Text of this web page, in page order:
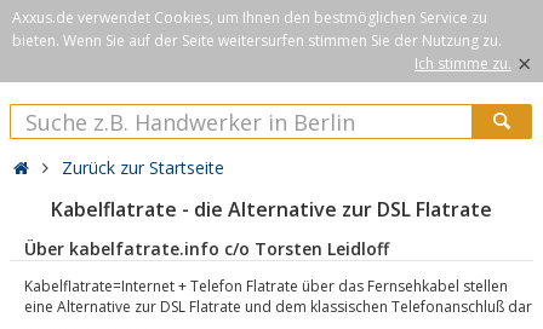
Axxus.de verwendet Cookies, um Ihnen den bestmöglichen Service zu
bieten. Wenn Sie auf der Seite weitersurfen stimmen Sie der Nutzung zu.
Ich stimme zu. ×
Zurück zur Startseite
Kabelflatrate - die Alternative zur DSL Flatrate
Über kabelfatrate.info c/o Torsten Leidloff
Kabelflatrate=Internet + Telefon Flatrate über das Fernsehkabel stellen
eine Alternative zur DSL Flatrate und dem klassischen Telefonanschluß dar